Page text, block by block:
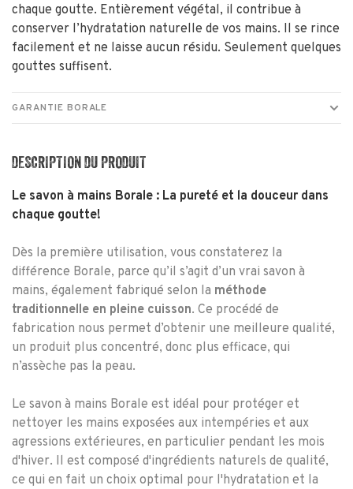
chaque goutte. Entièrement végétal, il contribue à
conserver l’hydratation naturelle de vos mains. Il se rince
facilement et ne laisse aucun résidu. Seulement quelques
gouttes suffisent.
GARANTIE BORALE
DESCRIPTION DU PRODUIT
Le savon à mains Borale : La pureté et la douceur dans
chaque goutte!
Dès la première utilisation, vous constaterez la
différence Borale, parce qu’il s’agit d’un vrai savon à
mains, également fabriqué selon la méthode
traditionnelle en pleine cuisson. Ce procédé de
fabrication nous permet d’obtenir une meilleure qualité,
un produit plus concentré, donc plus efficace, qui
n’assèche pas la peau.
Le savon à mains Borale est idéal pour protéger et
nettoyer les mains exposées aux intempéries et aux
agressions extérieures, en particulier pendant les mois
d'hiver. Il est composé d'ingrédients naturels de qualité,
ce qui en fait un choix optimal pour l'hydratation et la